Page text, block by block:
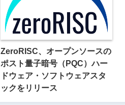
ZeroRISC、オープンソースの
ポスト量子暗号（PQC）ハー
ドウェア・ソフトウェアスタ
ックをリリース